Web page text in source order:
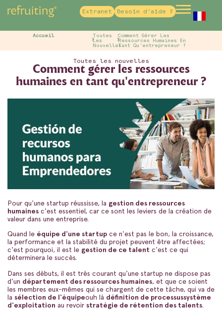
Extranet Besoin d'aide ?
Accueil
Toutes
Les
Nouvelles
Comment Gérer Les
Ressources Humaines En
Tant Qu'entrepreneur ?
Toutes les nouvelles
Comment gérer les ressources
humaines en tant qu'entrepreneur ?
Pour qu'une startup réussisse, la gestion des ressources
humaines c'est essentiel, car ce sont les leviers de la création de
valeur dans une entreprise.
Quand le équipe d'une startup ce n'est pas le bon, la croissance,
la performance et la stabilité du projet peuvent être affectées;
c'est pourquoi, il est le gestion de ce talent c'est ce qui
déterminera le succès.
Dans ses débuts, il est très courant qu'une startup ne dispose pas
d'un département des ressources humaines, et que ce soient
les membres eux-mêmes qui se chargent de cette tâche, qui va de
la sélection de l'équipeouh là définition de processussystème
d'exploitation au revoir stratégie de rétention des talents.